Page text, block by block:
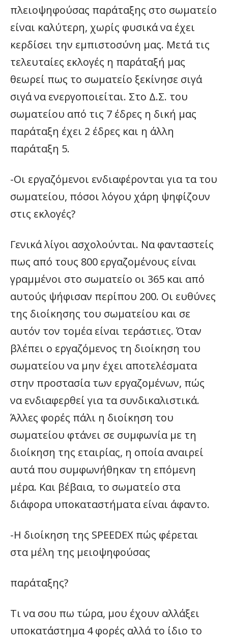
πλειοψηφούσας παράταξης στο σωματείο
είναι καλύτερη, χωρίς φυσικά να έχει
κερδίσει την εμπιστοσύνη μας. Μετά τις
τελευταίες εκλογές η παράταξή μας
θεωρεί πως το σωματείο ξεκίνησε σιγά
σιγά να ενεργοποιείται. Στο Δ.Σ. του
σωματείου από τις 7 έδρες η δική μας
παράταξη έχει 2 έδρες και η άλλη
παράταξη 5.
-Οι εργαζόμενοι ενδιαφέρονται για τα του
σωματείου, πόσοι λόγου χάρη ψηφίζουν
στις εκλογές?
Γενικά λίγοι ασχολούνται. Να φανταστείς
πως από τους 800 εργαζομένους είναι
γραμμένοι στο σωματείo οι 365 και από
αυτούς ψήφισαν περίπου 200. Οι ευθύνες
της διοίκησης του σωματείου και σε
αυτόν τον τομέα είναι τεράστιες. Όταν
βλέπει ο εργαζόμενος τη διοίκηση του
σωματείου να μην έχει αποτελέσματα
στην προστασία των εργαζομένων, πώς
να ενδιαφερθεί για τα συνδικαλιστικά.
Άλλες φορές πάλι η διοίκηση του
σωματείου φτάνει σε συμφωνία με τη
διοίκηση της εταιρίας, η οποία αναιρεί
αυτά που συμφωνήθηκαν τη επόμενη
μέρα. Και βέβαια, το σωματείο στα
διάφορα υποκαταστήματα είναι άφαντο.
-Η διοίκηση της SPEEDEX πώς φέρεται
στα μέλη της μειοψηφούσας
παράταξης?
Τι να σου πω τώρα, μου έχουν αλλάξει
υποκατάστημα 4 φορές αλλά το ίδιο το